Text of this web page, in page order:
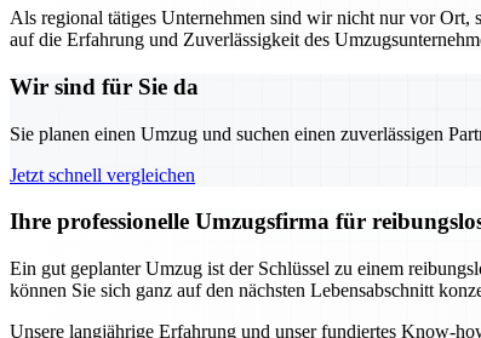
Als regional tätiges Unternehmen sind wir nicht nur vor Ort,
auf die Erfahrung und Zuverlässigkeit des
Wir sind für Sie da
Sie planen einen Umzug und suchen einen zuverlässigen
Jetzt schnell vergleichen
Ihre professionelle Umzugsfirma für
Ein gut geplanter Umzug ist der Schlüssel zu einem
können Sie sich ganz auf den nächsten Lebensabschnitt
Unsere langjährige Erfahrung und unser fundiertes Know-